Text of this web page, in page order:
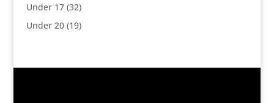
Under 17(32)
Under 20(19)